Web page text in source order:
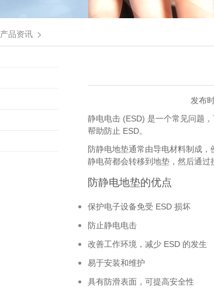
产品资讯
发布
静电电击 (ESD) 是一个常见问题
帮助防止 ESD。
防静电地垫通常由导电材料制成
静电荷都会转移到地垫，然后通过
防静电地垫的优点
保护电子设备免受 ESD 损坏
防止静电电击
改善工作环境，减少 ESD 的发生
易于安装和维护
具有防滑表面，可提高安全性